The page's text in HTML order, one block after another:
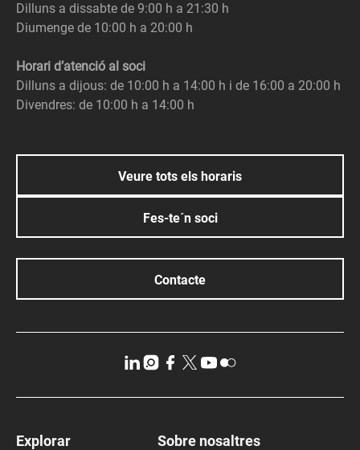
Dilluns a dissabte de 9:00 h a 21:30 h
Diumenge de 10:00 h a 20:00 h
Horari d’atenció al soci
Dilluns a dijous: de 10:00 h a 14:00 h i de 16:00 a 20:00 h
Divendres: de 10:00 h a 14:00 h
Veure tots els horaris
Fes-te´n soci
Contacte
Explorar Sobre nosaltres